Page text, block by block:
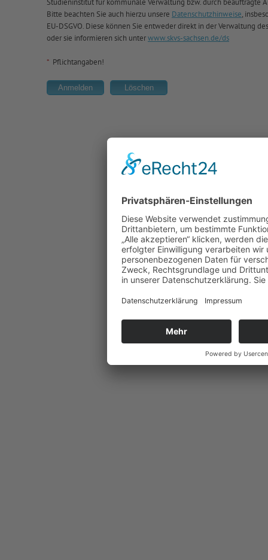
Studieninstitut für kommunale Verwaltung bzw. durch beauftragte
Bitte beachten Sie auch hierzu unsere Datenschutzhinweise,
EU-DSGVO. Diese können Sie entweder direkt in der Verwaltung
oder sie informieren sich unterwww.skvs-sachsen.de/ds
* Pflichtangaben!